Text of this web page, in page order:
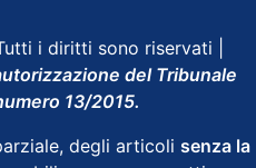
i diritti sono riservati |
del Tribunale
13/2015.
degli articoli senza la